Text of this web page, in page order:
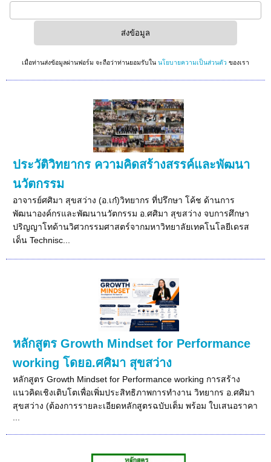
เมื่อท่านส่งข้อมูลผ่านฟอร์ม จะถือว่าท่านยอมรับใน นโยบายความเป็นส่วนตัว ของเรา
ประวัติวิทยากร ความคิดสร้างสรรค์และพัฒนา
นวัตกรรม
อาจารย์ศศิมา สุขสว่าง (อ.เก๋)วิทยากร ที่ปรึกษา โค้ช ด้านการ
พัฒนาองค์กรและพัฒนานวัตกรรม อ.ศศิมา สุขสว่าง จบการศึกษา
ปริญญาโทด้านวิศวกรรมศาสตร์จากมหาวิทยาลัยเทคโนโลยีเดรส
เด็น Technisc...
หลักสูตร Growth Mindset for Performance
working โดยอ.ศศิมา สุขสว่าง
หลักสูตร Growth Mindset for Performance working การสร้าง
แนวคิดเชิงเติบโตเพื่อเพิ่มประสิทธิภาพการทำงาน วิทยากร อ.ศศิมา
สุขสว่าง (ต้องการรายละเอียดหลักสูตรฉบับเต็ม พร้อม ใบเสนอราคา